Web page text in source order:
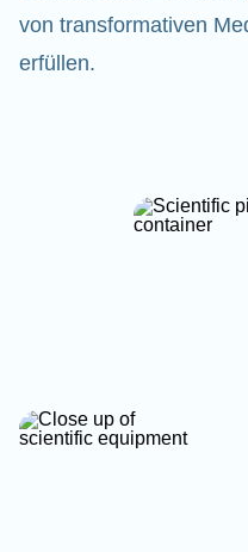
von transformativen
erfüllen.